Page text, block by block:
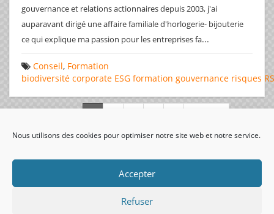
Nous utilisons des cookies pour optimiser notre site web et notre service.
Accepter
Refuser
gouvernance et relations actionnaires depuis 2003, j'ai
auparavant dirigé une affaire familiale d'horlogerie- bijouterie
ce qui explique ma passion pour les entreprises fa...
Conseil, Formation
biodiversité corporate ESG formation gouvernance risques
visiteurs uniques: